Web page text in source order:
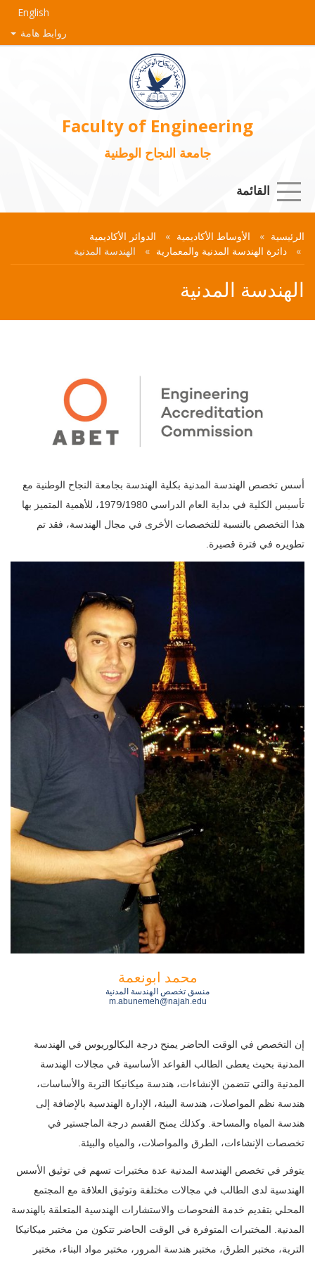
English
روابط هامة
Faculty of Engineering
جامعة النجاح الوطنية
القائمة
الرئيسية الأوساط الأكاديمية
الدوائر الأكاديمية
دائرة الهندسة المدنية والمعمارية
الهندسة المدنية
الهندسة المدنية
أسس تخصص الهندسة المدنية بكلية الهندسة بجامعة النجاح الوطنية مع
تأسيس الكلية في بداية العام الدراسي 1979َ/1980، للأهمية المتميز بها
هذا التخصص بالنسبة للتخصصات الأخرى في مجال الهندسة، فقد تم
تطويره في فترة قصيرة
محمد ابونعمة
منسق تخصص الهندسة المدنية
m.abunemeh@najah.edu
إن التخصص في الوقت الحاضر يمنح درجة البكالوريوس في الهندسة
المدنية بحيث يعطى الطالب القواعد الأساسية في مجالات الهندسة
المدنية والتي تتضمن الإنشاءات، هندسة ميكانيكا التربة والأساسات،
هندسة نظم المواصلات، هندسة البيئة، الإدارة الهندسية بالإضافة إلى
هندسة المياه والمساحة. وكذلك يمنح القسم درجة الماجستير في
تخصصات الإنشاءات، الطرق والمواصلات، والمياه والبيئة.
يتوفر في تخصص الهندسة المدنية عدة مختبرات تسهم في توثيق الأسس
الهندسية لدى الطالب في مجالات مختلفة وتوثيق العلاقة مع المجتمع
المحلي بتقديم خدمة الفحوصات والاستشارات الهندسية المتعلقة بالهندسة
المدنية. المختبرات المتوفرة في الوقت الحاضر تتكون من مختبر ميكانيكا
التربة، مختبر الطرق، مختبر هندسة المرور، مختبر مواد البناء، مختبر